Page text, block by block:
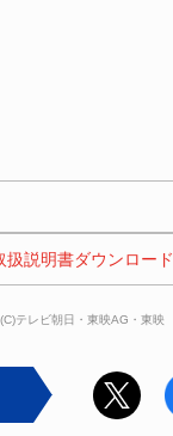
扱説明書ダウンロード
(C)テレビ朝日・東映AG・東映